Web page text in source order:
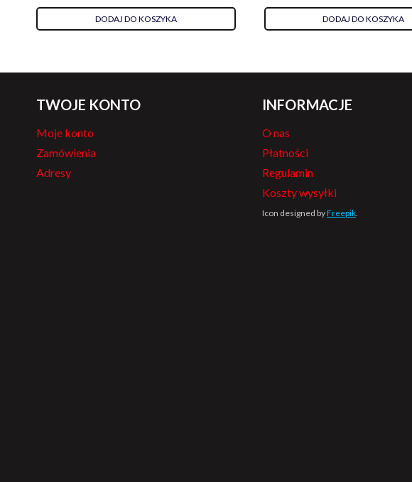
DODAJ DO KOSZYKA DODAJ DO KOSZYKA
TWOJE KONTO
Moje konto
Zamówienia
Adresy
INFORMACJE
O nas
Płatności
Regulamin
Koszty wysyłki
Icon designed byFreepik